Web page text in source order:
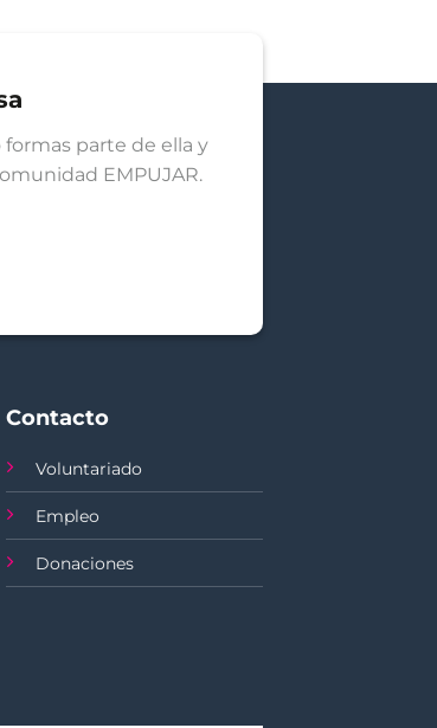
parte de ella y
EMPUJAR.
Contacto
Voluntariado
Empleo
Donaciones